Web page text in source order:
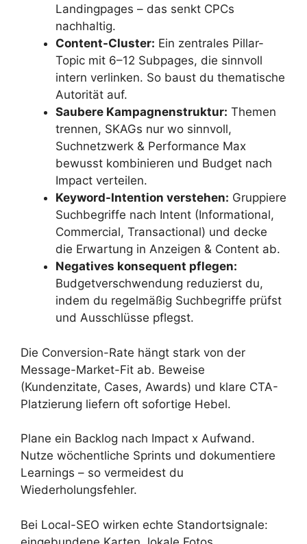
Landingpages – das senkt CPCs
nachhaltig.
Content-Cluster: Ein zentrales Pillar-
Topic mit 6–12 Subpages, die sinnvoll
intern verlinken. So baust du thematische
Autorität auf.
Saubere Kampagnenstruktur: Themen
trennen, SKAGs nur wo sinnvoll,
Suchnetzwerk & Performance Max
bewusst kombinieren und Budget nach
Impact verteilen.
Keyword-Intention verstehen: Gruppiere
Suchbegriffe nach Intent (Informational,
Commercial, Transactional) und decke
die Erwartung in Anzeigen & Content ab.
Negatives konsequent pflegen:
Budgetverschwendung reduzierst du,
indem du regelmäßig Suchbegriffe prüfst
und Ausschlüsse pflegst.
Die Conversion-Rate hängt stark von der
Message-Market-Fit ab. Beweise
(Kundenzitate, Cases, Awards) und klare CTA-
Platzierung liefern oft sofortige Hebel.
Plane ein Backlog nach Impact x Aufwand.
Nutze wöchentliche Sprints und dokumentiere
Learnings – so vermeidest du
Wiederholungsfehler.
Bei Local-SEO wirken echte Standortsignale: